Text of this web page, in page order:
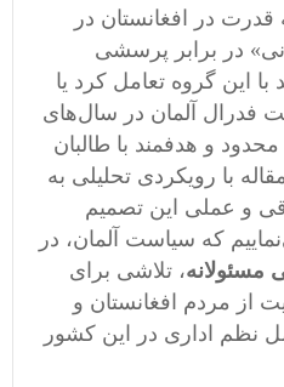
در افغانستان در
جهانی» در برابر پرسشی
با این گروه تعامل کرد یا
فدرال آلمان در سال‌های
و هدفمند با طالبان
با رویکردی تحلیلی به
و عملی این تصمیم
که سیاست آلمان، در
مسئولانه، تلاشی برای
از مردم افغانستان و
نظم اداری در این کشور